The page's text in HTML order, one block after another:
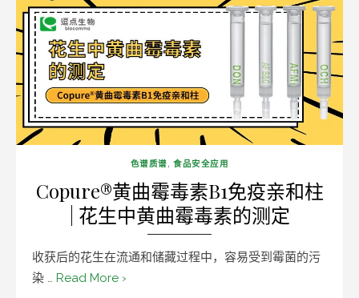
色谱质谱, 食品安全应用
Copure®黄曲霉毒素B1免疫亲和柱
| 花生中黄曲霉毒素的测定
收获后的花生在流通和储藏过程中，容易受到霉菌的污
染 … Read More ›